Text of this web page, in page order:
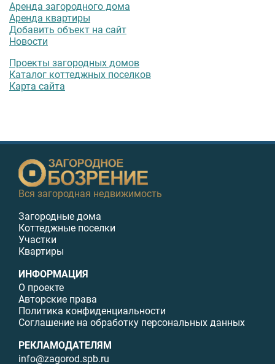
Аренда загородного дома
Аренда квартиры
Добавить объект на сайт
Новости
Проекты загородных домов
Каталог коттеджных поселков
Карта сайта
Вся загородная недвижимость
Загородные дома
Коттеджные поселки
Участки
Квартиры
ИНФОРМАЦИЯ
О проекте
Авторские права
Политика конфиденциальности
Соглашение на обработку персональных данных
РЕКЛАМОДАТЕЛЯМ
info@zagorod.spb.ru